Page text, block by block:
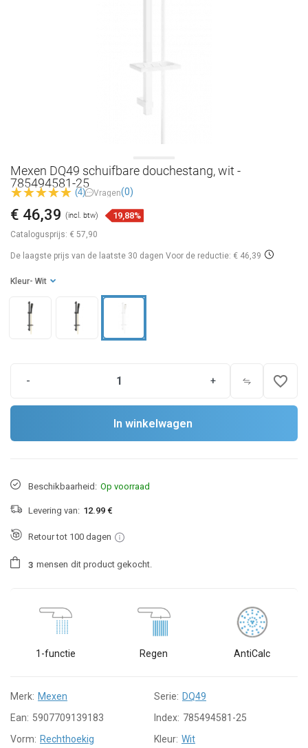
Mexen DQ49 schuifbare douchestang, wit -
785494581-25
(4) Vragen(0)
Catalogusprijs: € 57,90
€ 46,39 (incl. btw) 19,88%
De laagste prijs van de laatste 30 dagen Voor de reductie: € 46,39
Kleur - Wit
- + favorite_border
In winkelwagen
Beschikbaarheid: Op voorraad
Levering van: 12.99 €
Retour tot 100 dagen
3 mensen dit product gekocht.
1-functie Regen AntiCalc
Merk: Mexen Serie: DQ49
Ean: 5907709139183 Index: 785494581-25
Vorm: Rechthoekig Kleur: Wit